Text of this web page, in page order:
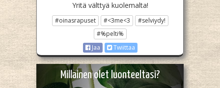
Yritä välttyä kuolemalta!
#oinasrapuset #<3me<3
#selviydy!
#%pelti%
Jaa
Twiittaa
Millainen olet luonteeltasi?